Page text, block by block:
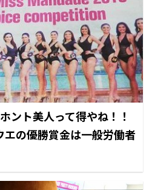
ント美人って得やね！！
の優勝賞金は一般労働者